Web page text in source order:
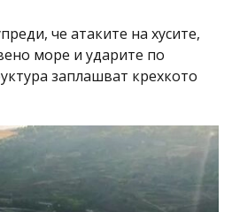
че атаките на хусите,
море и ударите по
заплашват крехкото